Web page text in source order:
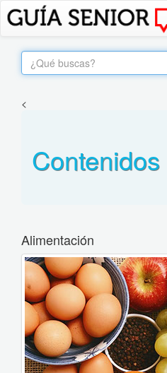
<
Contenidos
Alimentación